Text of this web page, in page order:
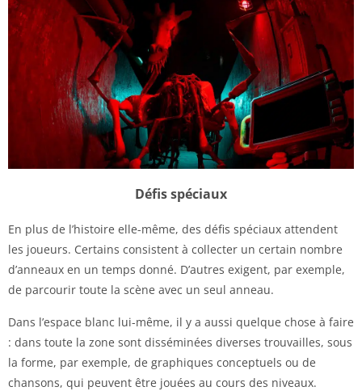
Défis spéciaux
En plus de l’histoire elle-même, des défis spéciaux attendent
les joueurs. Certains consistent à collecter un certain nombre
d’anneaux en un temps donné. D’autres exigent, par exemple,
de parcourir toute la scène avec un seul anneau.
Dans l’espace blanc lui-même, il y a aussi quelque chose à faire
: dans toute la zone sont disséminées diverses trouvailles, sous
la forme, par exemple, de graphiques conceptuels ou de
chansons, qui peuvent être jouées au cours des niveaux.